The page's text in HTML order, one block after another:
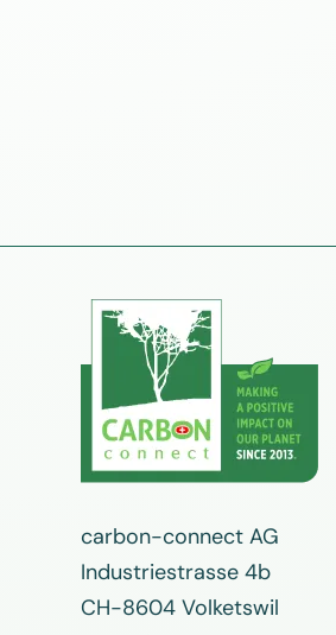
carbon-connect AG
Industriestrasse 4b
CH-8604 Volketswil